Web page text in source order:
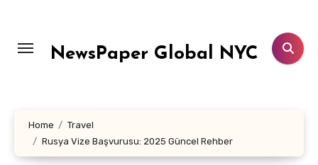
content
NewsPaper Global NYC
Home
Travel
Rusya Vize Başvurusu: 2025 Güncel Rehber